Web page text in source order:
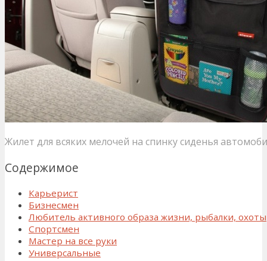
Жилет для всяких мелочей на спинку сиденья
Содержимое
Карьерист
Бизнесмен
Любитель активного образа жизни, рыбалки, охоты
Спортсмен
Мастер на все руки
Универсальные